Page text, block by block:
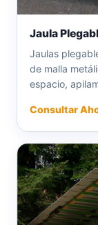
Jaula
Jaulas
de malla
espacio,
Consultar